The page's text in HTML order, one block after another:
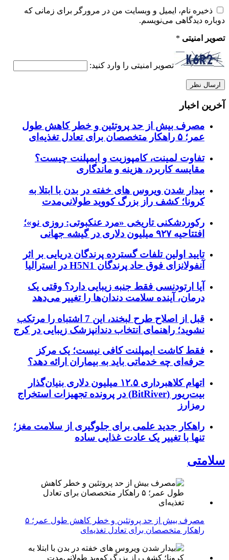
ذخیره نام، ایمیل و وبسایت من در مرورگر برای زمانی که
دوباره دیدگاهی می‌نویسم.
تصویر امنیتی *
تصویر امنیتی را وارد کنید:
آخرین اخبار
مصرف بیش از حد پروتئین و خطر کاهش طول
عمر؛ ۵ راهکار متخصصان برای تعادل تغذیه‌ای
تفاوت لمینت، کامپوزیت و ایمپلنت چیست؟
مقایسه کاربرد، هزینه و ماندگاری
بیدار شدن ویروس‌ های خفته در بدن با ابتلا به
کرونا؛ کشف راز بزرگ کووید طولانی‌مدت
رکوردشکنی تاریخی «مرد عنکبوتی: روزی نو»؛
افتتاحیه ۹۲۷ میلیون دلاری در گیشه جهانی
تایید اولین تلفات گسترده پرندگان دریایی بر اثر
آنفولانزای فوق حاد پرندگان H5N1 در استرالیا
آیا ارتودنسی فقط جنبه زیبایی دارد؟ وقتی یک
درمان، آینده سلامت دندان‌ها را تغییر می‌دهد
قبل از اصلاح طرح لبخند، این 7 اشتباه را مرتکب
نشوید؛ راهنمای انتخاب دندانپزشک زیبایی در کرج
فقط کاشت ایمپلنت کافی نیست؛ یک مرکز
حرفه‌ای چه خدماتی باید به بیماران ارائه دهد؟
اتهام کلاهبرداری ۱۲.۵ میلیون دلاری بنیان‌گذار
بیت‌ریور (BitRiver) در پرونده تجهیزات استخراج
رمزارز
راهکار جدید علمی برای جلوگیری از سلامت مغز؛
تنها با تغییر یک عادت غذایی ساده
سلامتی
مصرف بیش از حد پروتئین و خطر کاهش طول عمر؛ ۵
راهکار متخصصان برای تعادل تغذیه‌ای